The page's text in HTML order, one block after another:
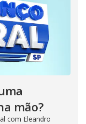
mão?
com Eleandro